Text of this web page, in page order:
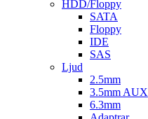
HDD/Floppy
SATA
Floppy
IDE
SAS
Ljud
2.5mm
3.5mm AUX
6.3mm